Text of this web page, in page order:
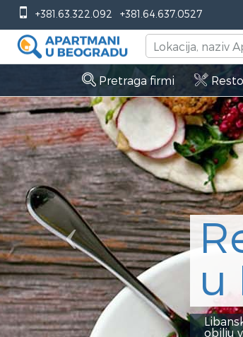
+381.63.322.092 +381.64.637.0527
Previous
Pretraga firmi